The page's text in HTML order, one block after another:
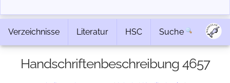
Verzeichnisse Literatur HSC Suche
Handschriftenbeschreibung 4657